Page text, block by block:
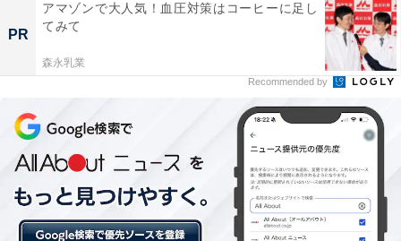
PR
アマゾンで大人気！血圧対策はコーヒーに足し
てみて
森永乳業
Recommended by